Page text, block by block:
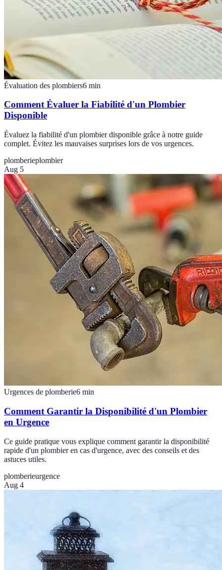
Évaluation des plombiers6 min
Comment Évaluer la Fiabilité d'un Plombier
Disponible
Évaluez la fiabilité d'un plombier disponible grâce à notre guide
complet. Évitez les mauvaises surprises lors de vos urgences.
plomberieplombier
Aug 5
Urgences de plomberie6 min
Comment Garantir la Disponibilité d'un Plombier
en Urgence
Ce guide pratique vous explique comment garantir la disponibilité
rapide d'un plombier en cas d'urgence, avec des conseils et des
astuces utiles.
plomberieurgence
Aug 4